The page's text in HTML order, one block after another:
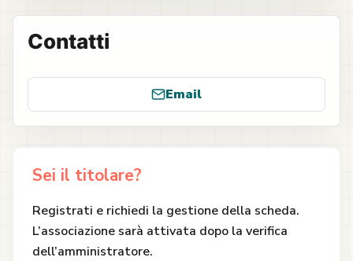
Contatti
Email
Sei il titolare?
Registrati e richiedi la gestione della scheda.
L’associazione sarà attivata dopo la verifica
dell’amministratore.